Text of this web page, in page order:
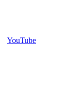
YouTube